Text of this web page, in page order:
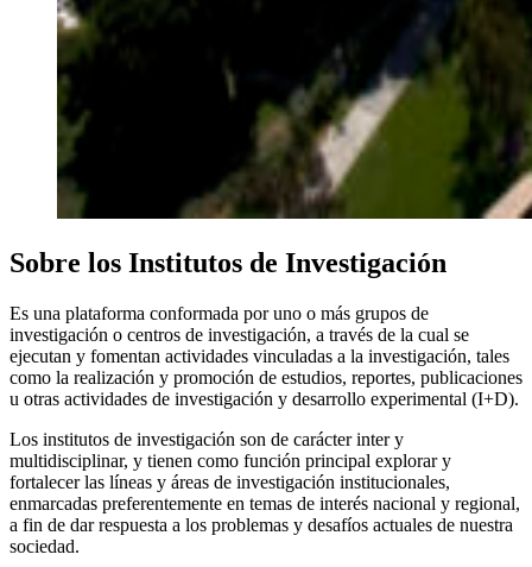
Sobre los Institutos de Investigación
Es una plataforma conformada por uno o más grupos de
investigación o centros de investigación, a través de la cual se
ejecutan y fomentan actividades vinculadas a la investigación, tales
como la realización y promoción de estudios, reportes, publicaciones
u otras actividades de investigación y desarrollo experimental (I+D).
Los institutos de investigación son de carácter inter y
multidisciplinar, y tienen como función principal explorar y
fortalecer las líneas y áreas de investigación institucionales,
enmarcadas preferentemente en temas de interés nacional y regional,
a fin de dar respuesta a los problemas y desafíos actuales de nuestra
sociedad.